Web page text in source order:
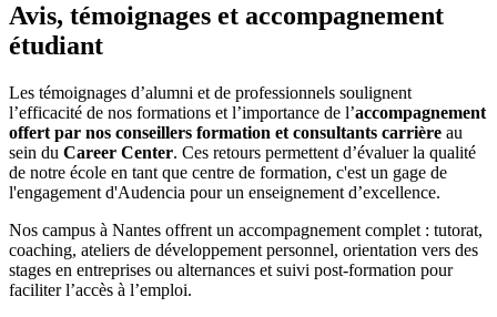
Avis, témoignages et accompagnement
étudiant
Les témoignages d’alumni et de professionnels soulignent
l’efficacité de nos formations et l’importance de l’accompagnement
offert par nos conseillers formation et consultants carrière au
sein du Career Center. Ces retours permettent d’évaluer la qualité
de notre école en tant que centre de formation, c'est un gage de
l'engagement d'Audencia pour un enseignement d’excellence.
Nos campus à Nantes offrent un accompagnement complet : tutorat,
coaching, ateliers de développement personnel, orientation vers des
stages en entreprises ou alternances et suivi post-formation pour
faciliter l’accès à l’emploi.